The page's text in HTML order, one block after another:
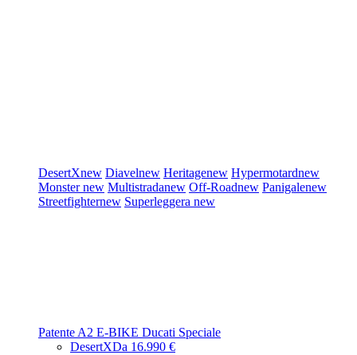
DesertXnew Diavelnew Heritagenew Hypermotardnew
Monsternew Multistradanew Off-Roadnew Panigalenew
Streetfighternew Superleggera new
Patente A2 E-BIKE Ducati Speciale
DesertXDa 16.990 €